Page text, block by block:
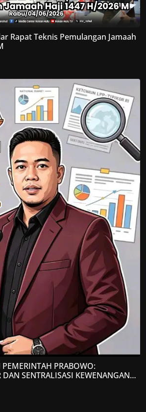
Rapat Teknis Pemulangan Jamaah
PEMERINTAH PRABOWO:
DAN SENTRALISASI KEWENANGAN
TIPIKOR RI BERIKAN TANGGAPAN